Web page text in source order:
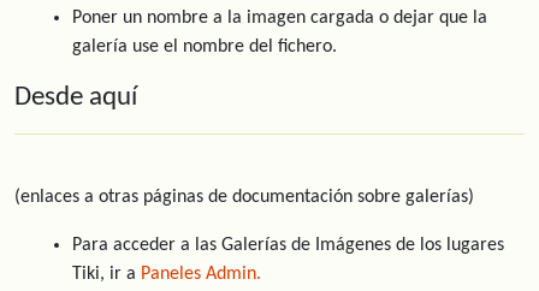
Poner un nombre a la imagen cargada o dejar que la
galería use el nombre del fichero.
Desde aquí
(enlaces a otras páginas de documentación sobre galerías)
Para acceder a las Galerías de Imágenes de los lugares
Tiki, ir a Paneles Admin.